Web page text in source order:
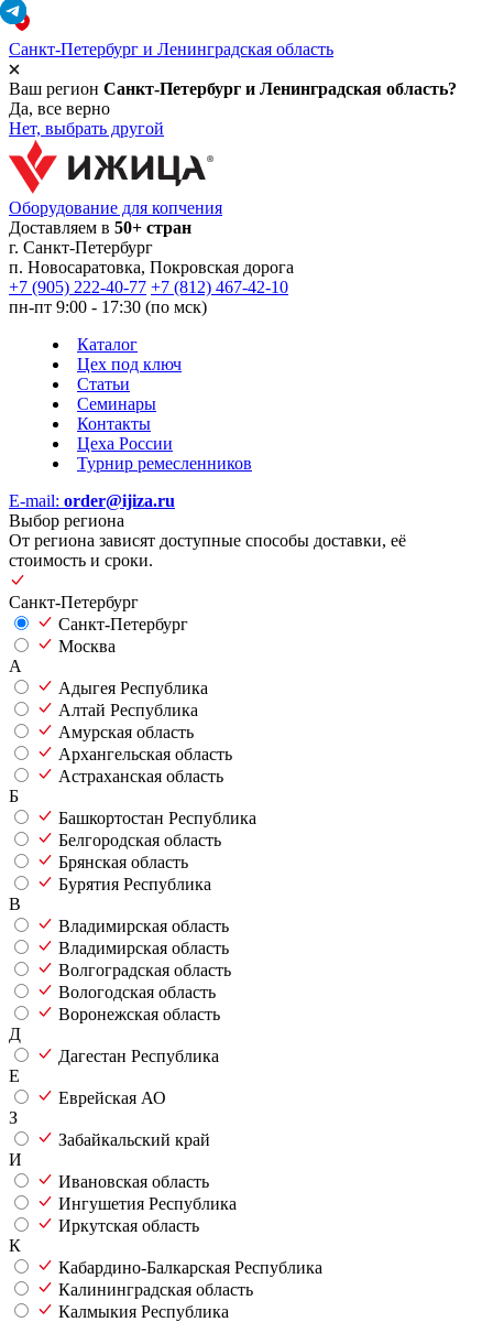
Санкт-Петербург и Ленинградская область
Ваш регион Санкт-Петербург и Ленинградская область?
Да, все верно
Нет, выбрать другой
Оборудование для копчения
Доставляем в 50+ стран
г. Санкт-Петербург
п. Новосаратовка, Покровская дорога
+7 (905) 222-40-77 +7 (812) 467-42-10
пн-пт 9:00 - 17:30 (по мск)
Каталог
Цех под ключ
Статьи
Семинары
Контакты
Цеха России
Турнир ремесленников
E-mail: order@ijiza.ru
Выбор региона
От региона зависят доступные способы доставки, её
стоимость и сроки.
Санкт-Петербург
Санкт-Петербург
Москва
А
Адыгея Республика
Алтай Республика
Амурская область
Архангельская область
Астраханская область
Б
Башкортостан Республика
Белгородская область
Брянская область
Бурятия Республика
В
Владимирская область
Владимирская область
Волгоградская область
Вологодская область
Воронежская область
Д
Дагестан Республика
Е
Еврейская АО
З
Забайкальский край
И
Ивановская область
Ингушетия Республика
Иркутская область
К
Кабардино-Балкарская Республика
Калининградская область
Калмыкия Республика